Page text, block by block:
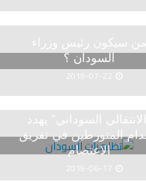
من سيكون رئيس وزراء
السودان ؟
2019-07-22
السوداني” يهدد
المتورطين في تفريق
الاعتصام
2019-06-17